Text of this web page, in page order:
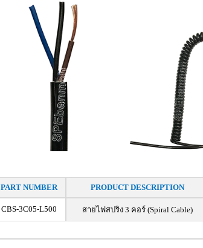
PART NUMBER PRODUCT DESCRIPTION
CBS-3C05-L500 สายไฟสปริง 3 คอร์ (Spiral Cable)